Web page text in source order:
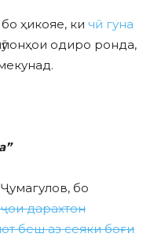
ҳикояе, ки чӣ гуна
одиро ронда,
бо
дарахтон
беш аз сеяки боғи